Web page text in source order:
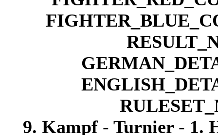
9. Kampf - Turnier - 1.